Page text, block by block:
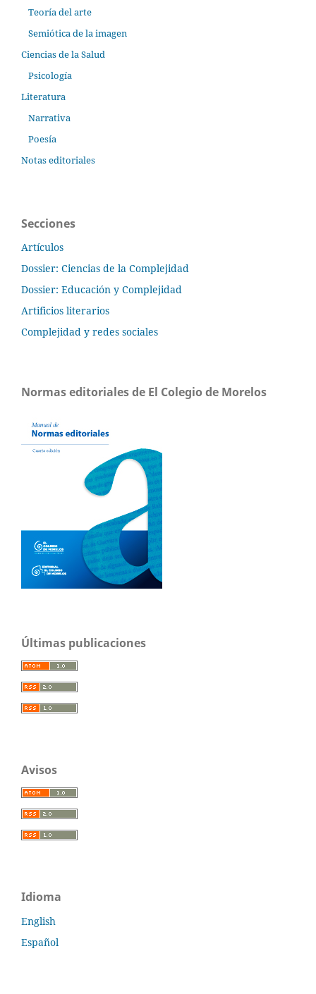
Teoría del arte
Semiótica de la imagen
Ciencias de la Salud
Psicología
Literatura
Narrativa
Poesía
Notas editoriales
Secciones
Artículos
Dossier: Ciencias de la Complejidad
Dossier: Educación y Complejidad
Artificios literarios
Complejidad y redes sociales
Normas editoriales de El Colegio de Morelos
Últimas publicaciones
Avisos
Idioma
English
Español